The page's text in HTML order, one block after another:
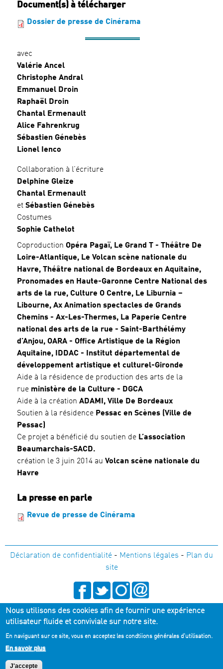
Document(s) à télécharger
Dossier de presse de Cinérama
avec
Valérie Ancel
Christophe Andral
Emmanuel Droin
Raphaël Droin
Chantal Ermenault
Alice Fahrenkrug
Sébastien Génebès
Lionel Ienco
Collaboration à l’écriture
Delphine Gleize
Chantal Ermenault
etSébastien Génebès
Costumes
Sophie Cathelot
Coproduction Opéra Pagaï, Le Grand T - Théâtre De
Loire-Atlantique, Le Volcan scène nationale du
Havre, Théâtre national de Bordeaux en Aquitaine,
Pronomades en Haute-Garonne Centre National des
arts de la rue, Culture O Centre, Le Liburnia –
Libourne, Ax Animation spectacles de Grands
Chemins - Ax-Les-Thermes, La Paperie Centre
national des arts de la rue - Saint-Barthélémy
d’Anjou, OARA - Office Artistique de la Région
Aquitaine, IDDAC - Institut départemental de
développement artistique et culturel-Gironde
Aide à la résidence de production des arts de la
rue ministère de la Culture - DGCA
Aide à la créationADAMI, Ville De Bordeaux
Soutien à la résidence Pessac en Scènes (Ville de
Pessac)
Ce projet a bénéficié du soutien de L’association
Beaumarchais-SACD.
création le 3 juin 2014 auVolcan scène nationale du
Havre
La presse en parle
Revue de presse de Cinérama
Déclaration de confidentialité - Mentions légales - Plan du
site
05 56 33 36 80
Recevoir la Newsletter du TnBA
Nous utilisons des cookies afin de fournir une expérience
utilisateur fluide et conviviale sur notre site.
En naviguant sur ce site, vous en acceptez les condtiions générales d'utilisation.
En savoir plus
J'accepte